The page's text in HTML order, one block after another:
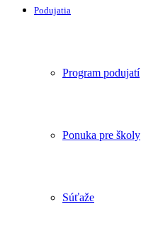
Podujatia
Program podujatí
Ponuka pre školy
Súťaže